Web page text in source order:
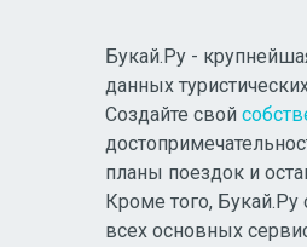
Букай.Ру -
данных
Создайте свой
планы поездок и
Кроме того,
всех основных